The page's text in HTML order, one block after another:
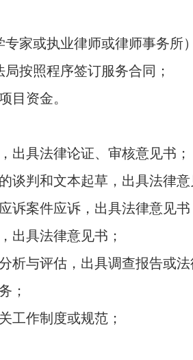
家或执业律师或律师事务所
按照程序签订服务合同；
资金。
具法律论证、审核意见书；
判和文本起草，出具法律意
案件应诉，出具法律意见书
具法律意见书；
与评估，出具调查报告或法
；
作制度或规范；